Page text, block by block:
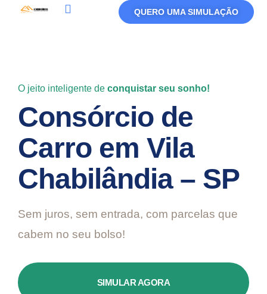
QUERO UMA SIMULAÇÃO
O jeito inteligente de conquistar seu sonho!
Consórcio de
Carro em Vila
Chabilândia – SP
Sem juros, sem entrada, com parcelas que
cabem no seu bolso!
SIMULAR AGORA